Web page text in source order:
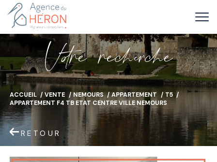
Vore recece
ACCUEIL VENTE NEMOURS APPARTEMENT
T5
APPARTEMENT F4 TB ETAT CENTRE VILLE NEMOURS
RETOUR